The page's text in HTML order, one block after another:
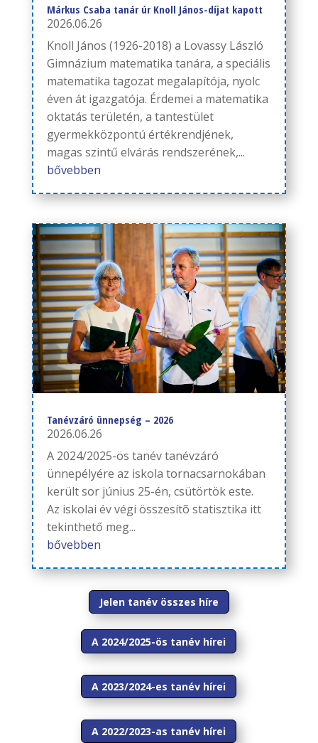
Márkus Csaba tanár úr Knoll János-díjat kapott
2026.06.26
Knoll János (1926-2018) a Lovassy László
Gimnázium matematika tanára, a speciális
matematika tagozat megalapítója, nyolc
éven át igazgatója. Érdemei a matematika
oktatás területén, a tantestület
gyermekközpontú értékrendjének,
magas szintű elvárás rendszerének,...
bővebben
Tanévzáró ünnepség – 2026
2026.06.26
A 2024/2025-ös tanév tanévzáró
ünnepélyére az iskola tornacsarnokában
került sor június 25-én, csütörtök este.
Az iskolai év végi összesítõ statisztika itt
tekinthető meg...
bővebben
Jelen tanév összes híre
A 2024/2025-ös tanév hírei
A 2023/2024-es tanév hírei
A 2022/2023-as tanév hírei